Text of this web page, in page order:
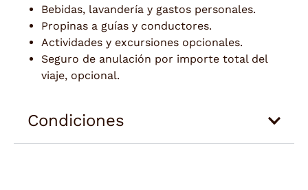
Bebidas, lavandería y gastos personales.
Propinas a guías y conductores.
Actividades y excursiones opcionales.
Seguro de anulación por importe total del
viaje, opcional.
Condiciones